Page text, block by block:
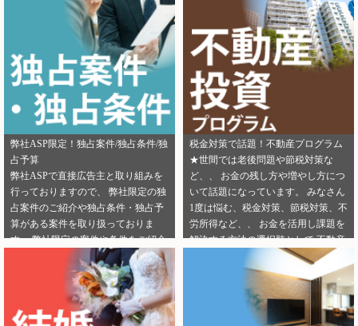
弊社ASP限定！独占案件/独占条件/独
占予算
弊社ASPで直接広告主と取り組みを
行っておりますので、 弊社限定の独
占案件のご紹介や独占条件・独占予
算がある案件を取り扱っておりま
す。 弊社限定の案件や条件をご紹介
できるカテゴリーは下記となりま
す。 ・健康食品 ・美容 ・転職エー
ジェント（IT/エンジニア求人） ・転
職エージェント（一般求人） ・転職
エージェント（工場求人） ・生理管
税金対策で話題！不動産プログラム
★世間では老後問題や節税対策な
ど、、 お金の残し方や増やし方につ
いて話題になっています。 みなさん
1度は悩む、税金対策、節税対策、不
労所得など、、 お金を活用し課題を
解決する方法の選択肢として 不動産
投資を選択する人が増えてきていま
す。 サラリーマンからでも始められ
る不動産投資は税金対策として注目
を浴びています。 弊社では独占案件
や好条件でのご案内が可能になりま